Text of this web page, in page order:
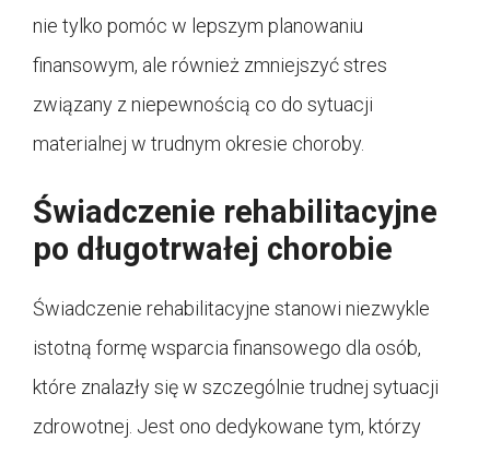
nie tylko pomóc w lepszym planowaniu
finansowym, ale również zmniejszyć stres
związany z niepewnością co do sytuacji
materialnej w trudnym okresie choroby.
Świadczenie rehabilitacyjne
po długotrwałej chorobie
Świadczenie rehabilitacyjne stanowi niezwykle
istotną formę wsparcia finansowego dla osób,
które znalazły się w szczególnie trudnej sytuacji
zdrowotnej. Jest ono dedykowane tym, którzy